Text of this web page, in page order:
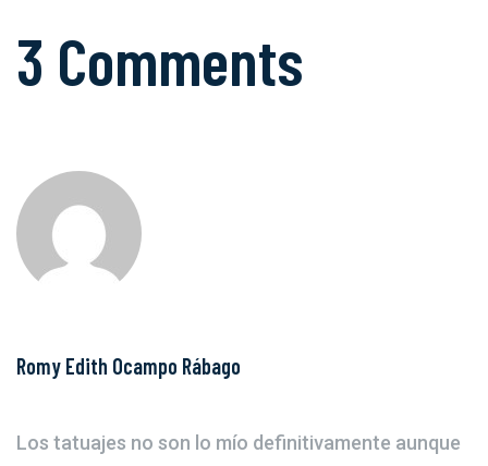
3 Comments
Romy Edith Ocampo Rábago
Los tatuajes no son lo mío definitivamente aunque